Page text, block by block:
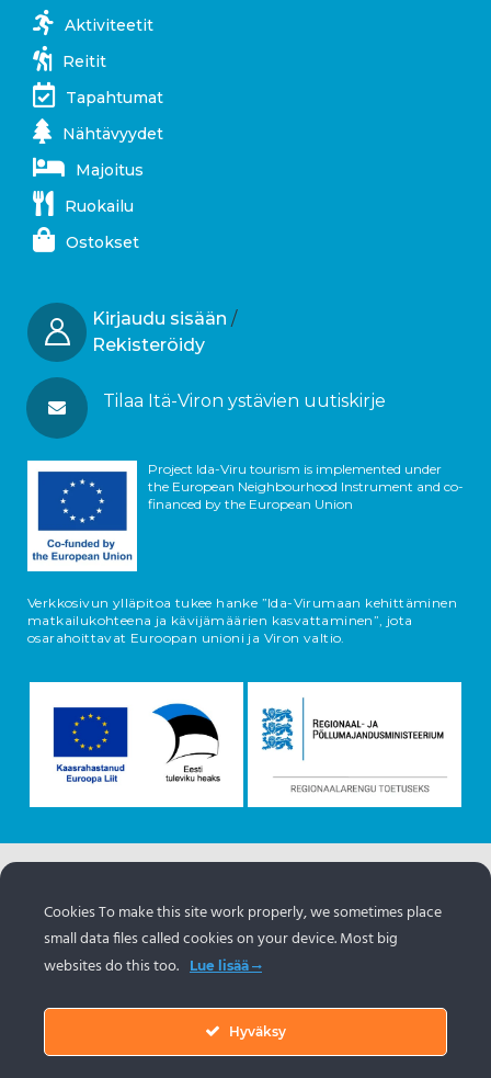
Aktiviteetit
Reitit
Tapahtumat
Nähtävyydet
Majoitus
Ruokailu
Ostokset
Kirjaudu sisään /
Rekisteröidy
Tilaa Itä-Viron ystävien uutiskirje
Project Ida-Viru tourism is implemented under
the European Neighbourhood Instrument and co-
financed by the European Union
Verkkosivun ylläpitoa tukee hanke ”Ida-Virumaan kehittäminen
matkailukohteena ja kävijämäärien kasvattaminen”, jota
osarahoittavat Euroopan unioni ja Viron valtio.
https://www.visitestonia.com/fi
Cookies To make this site work properly, we sometimes place
small data files called cookies on your device. Most big
websites do this too.
Lue lisää
Hyväksy